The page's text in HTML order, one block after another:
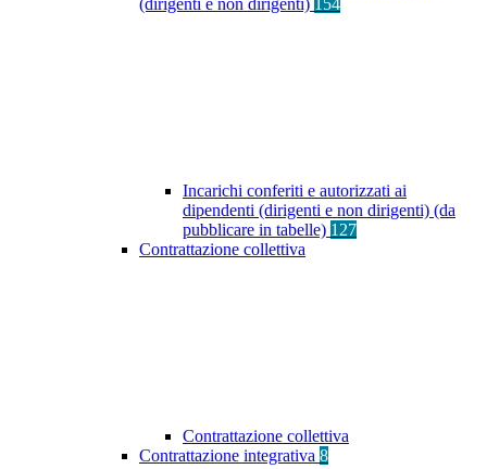
(dirigenti e non dirigenti) 154
Incarichi conferiti e autorizzati ai
dipendenti (dirigenti e non dirigenti) (da
pubblicare in tabelle) 127
Contrattazione collettiva
Contrattazione collettiva
Contrattazione integrativa 8